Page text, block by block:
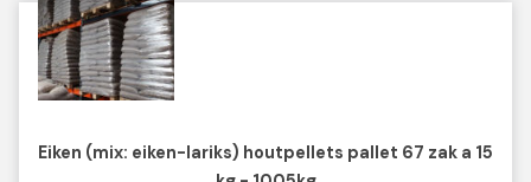
Eiken (mix: eiken-lariks) houtpellets pallet 67 zak a 15